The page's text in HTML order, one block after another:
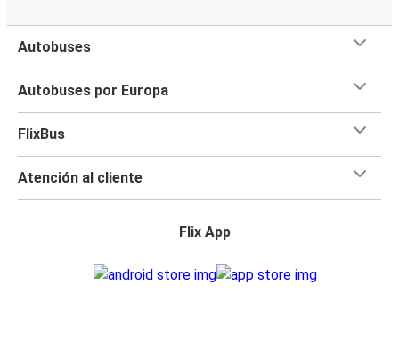
Autobuses
Autobuses por Europa
FlixBus
Atención al cliente
Flix App